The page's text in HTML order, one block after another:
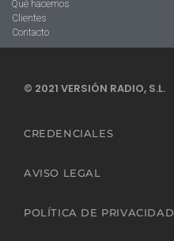
Qué hacemos
Clientes
Contacto
© 2021 VERSIÓN RADIO, S.L.
CREDENCIALES
AVISO LEGAL
POLÍTICA DE PRIVACIDAD